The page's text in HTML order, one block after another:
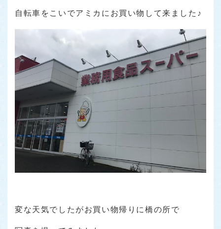
自転車をこいでアミカにお買い物して来ました♪
変な天気でしたがお買い物帰りに橋の所で